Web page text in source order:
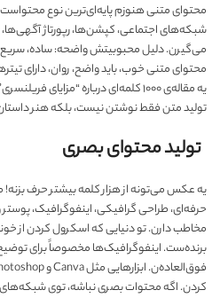
محتوای متنی هنوزم پایه‌ای‌ترین نوع
شبکه‌های اجتماعی، کپشن‌ها، رپورتاژ
می‌گیرن. دلیل محبوبیتش واضحه: ساده،
محتوای متنی خوب، باید واضح، روان، دارای
یه مقاله‌ی ۱۰۰۰ کلمه‌ای درباره
تولید متن فقط نوشتن نیست، بلکه هنر
تولید محتوای بصری
یه عکس می‌تونه از هزار کلمه بیشتر حرف
مخاطب دارن. تو دنیایی که اسکرول کردن از
برنده‌ست. اینفوگرافیک‌ها مخصوصاً برای
کردن. اگه محتوات بصری نباشه، توی